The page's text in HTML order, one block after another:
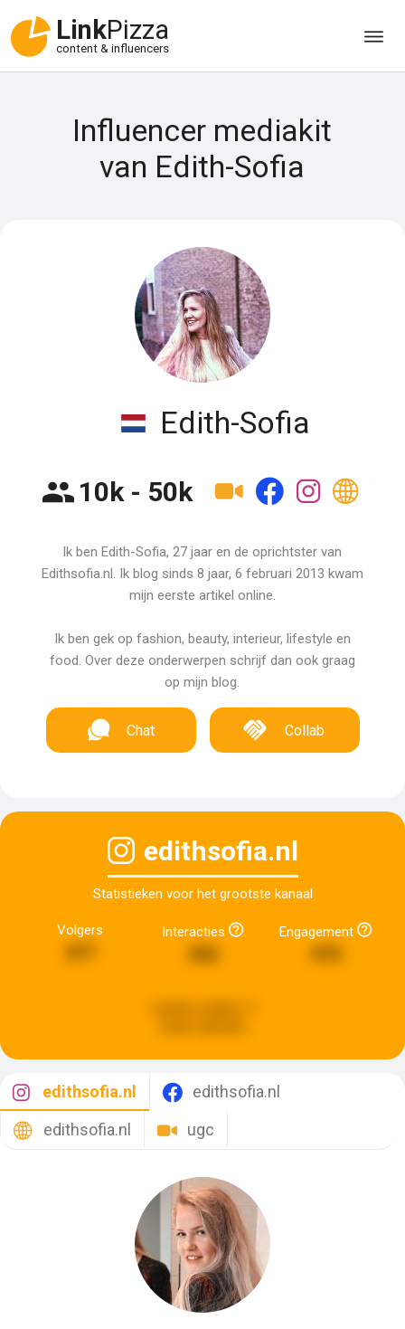
LinkPizza
content & influencers
Influencer mediakit
van Edith-Sofia
Edith-Sofia
10k - 50k
Ik ben Edith-Sofia, 27 jaar en de oprichtster van
Edithsofia.nl. Ik blog sinds 8 jaar, 6 februari 2013 kwam
mijn eerste artikel online.
Ik ben gek op fashion, beauty, interieur, lifestyle en
food. Over deze onderwerpen schrijf dan ook graag
op mijn blog.
Chat Collab
edithsofia.nl
Statistieken voor het grootste kanaal
Volgers Interacties Engagement
edithsofia.nl
edithsofia.nl
edithsofia.nl
ugc